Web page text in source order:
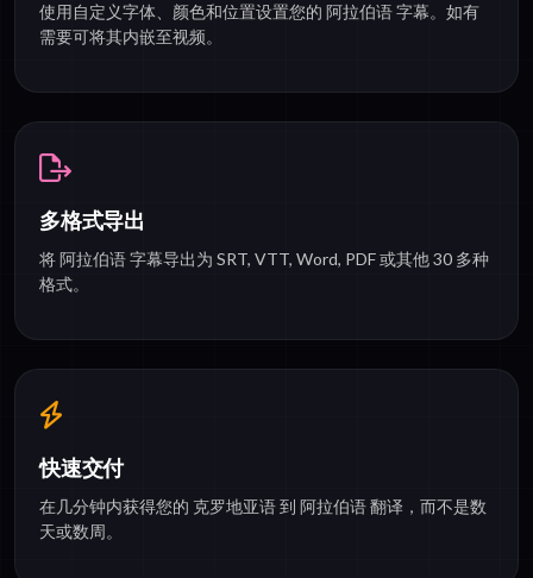
使用自定义字体、颜色和位置设置您的 阿拉伯语 字幕。如有
需要可将其内嵌至视频。
多格式导出
将 阿拉伯语 字幕导出为 SRT, VTT, Word, PDF 或其他 30 多种
格式。
快速交付
在几分钟内获得您的 克罗地亚语 到 阿拉伯语 翻译，而不是数
天或数周。